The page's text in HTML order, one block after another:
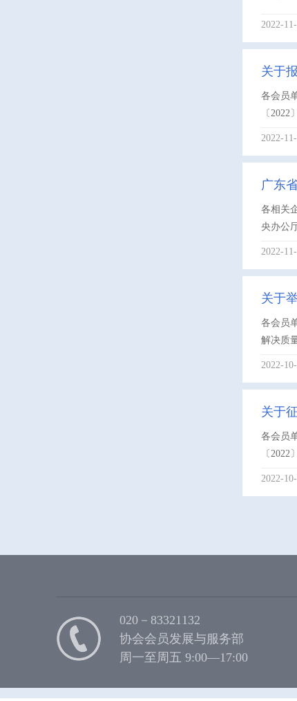
2022-
关于
各会员
〔
2022-
广东
各相关
央办公
2022-
关于
各会员
解决质
2022-
关于
各会员
〔
2022-
020－83321132
协会会员发展与服务部
周一至周五 9:00—17:00